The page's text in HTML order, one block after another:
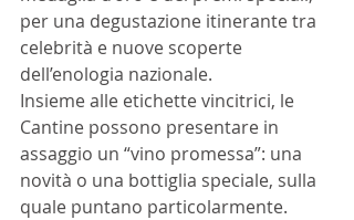
per una degustazione itinerante tra
celebrità e nuove scoperte
dell’enologia nazionale.
Insieme alle etichette vincitrici, le
Cantine possono presentare in
assaggio un “vino promessa”: una
novità o una bottiglia speciale, sulla
quale puntano particolarmente.